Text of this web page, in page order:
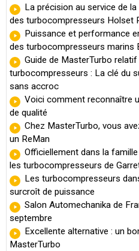
La précision au service de
des turbocompresseurs Holset
Puissance et performance
des turbocompresseurs marins
Guide de MasterTurbo
turbocompresseurs : La clé du
sans accroc
Voici comment reconnaître
de qualité
Chez MasterTurbo, vous
un ReMan
Officiellement dans la
les turbocompresseurs de
Les turbocompresseurs
surcroît de puissance
Salon Automechanika de
septembre
Excellente alternative : un
MasterTurbo